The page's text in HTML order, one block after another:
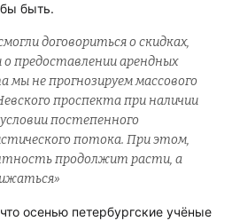
быть.
договориться о скидках,
о предоставлении арендных
мы не прогнозируем массового
проспекта при наличии
постепенного
потока. При этом,
продолжит расти, а
что осенью петербургские учёные